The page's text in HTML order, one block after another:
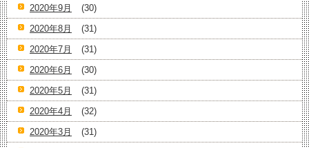
2020年9月
(30)
2020年8月
(31)
2020年7月
(31)
2020年6月
(30)
2020年5月
(31)
2020年4月
(32)
2020年3月
(31)